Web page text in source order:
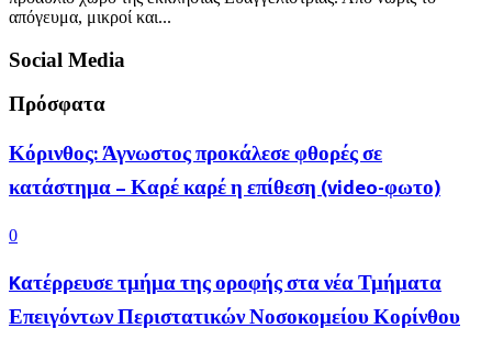
απόγευμα, μικροί και...
Social Media
Πρόσφατα
Κόρινθος: Άγνωστος προκάλεσε φθορές σε
κατάστημα – Καρέ καρέ η επίθεση (video-φωτο)
0
Kατέρρευσε τμήμα της οροφής στα νέα Τμήματα
Επειγόντων Περιστατικών Νοσοκομείου Κορίνθου